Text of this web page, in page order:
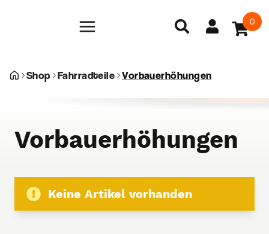
0
Shop Fahrradteile Vorbauerhöhungen
Vorbauerhöhungen
Keine Artikel vorhanden